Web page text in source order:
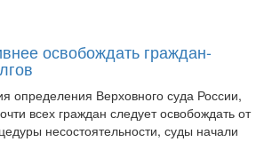
определения Верховного суда России,
всех граждан следует освобождать от
несостоятельности, суды начали
Первым на данную позицию ВС сослался